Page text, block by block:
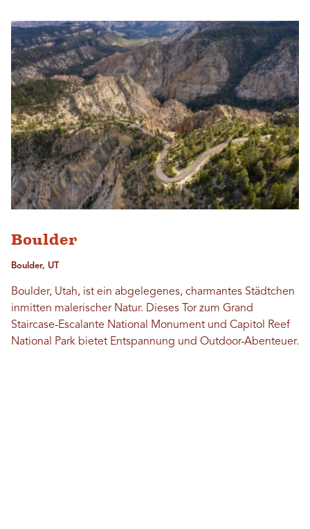
Boulder
Boulder, UT
Boulder, Utah, ist ein abgelegenes, charmantes Städtchen
inmitten malerischer Natur. Dieses Tor zum Grand
Staircase-Escalante National Monument und Capitol Reef
National Park bietet Entspannung und Outdoor-Abenteuer.